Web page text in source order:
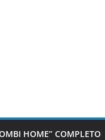
HOME” COMPLETO